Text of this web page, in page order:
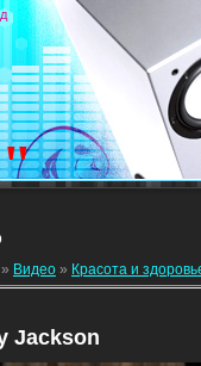
» Видео » Красота и
Jackson